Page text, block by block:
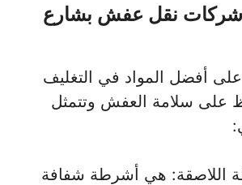
شركات نقل عفش بشارع
أفضل المواد في التغليف
على سلامة العفش وتتمثل
اللاصقة: هي أشرطة شفافة